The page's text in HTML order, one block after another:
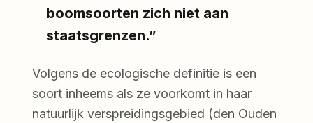
boomsoorten zich niet aan
staatsgrenzen.”
Volgens de ecologische definitie is een
soort inheems als ze voorkomt in haar
natuurlijk verspreidingsgebied (den Ouden